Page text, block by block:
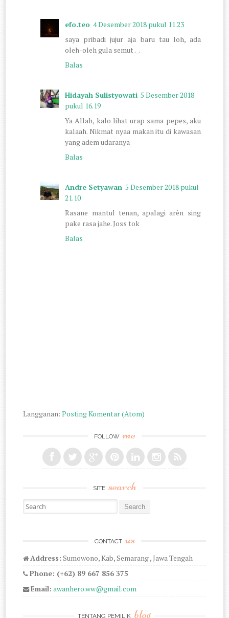
efo.teo 4 Desember 2018 pukul 11.23
saya pribadi jujur aja baru tau loh, ada
oleh-oleh gula semut ._.
Balas
Hidayah Sulistyowati 5 Desember 2018
pukul 16.19
Ya Allah, kalo lihat urap sama pepes, aku
kalaah. Nikmat nyaa makan itu di kawasan
yang adem udaranya
Balas
Andre Setyawan 5 Desember 2018 pukul
21.10
Rasane mantul tenan, apalagi arèn sing
pake rasa jahe. Joss tok
Balas
Langganan:Posting Komentar (Atom)
FOLLOW me
SITE search
Search for:
CONTACT us
Address: Sumowono, Kab, Semarang , Jawa Tengah
Phone: (+62) 89 667 856 375
Email: awanhero.ww@gmail.com
TENTANG PEMILIK blog